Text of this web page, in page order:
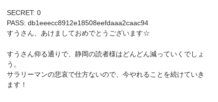
SECRET: 0
PASS: db1eeecc8912e18508eefdaaa2caac94
すうさん、あけましておめでとうございます☆
すうさん仰る通りで、静岡の読者様はどんどん減っていくでしょ
う。
サラリーマンの悲哀で仕方ないので、今やれることを続けていき
ます！